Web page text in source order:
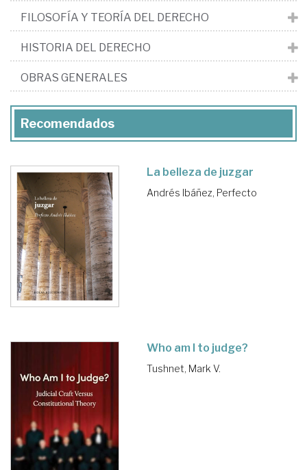
FILOSOFÍA Y TEORÍA DEL DERECHO
HISTORIA DEL DERECHO
OBRAS GENERALES
Recomendados
La belleza de juzgar
Andrés Ibáñez, Perfecto
Who am I to judge?
Tushnet, Mark V.